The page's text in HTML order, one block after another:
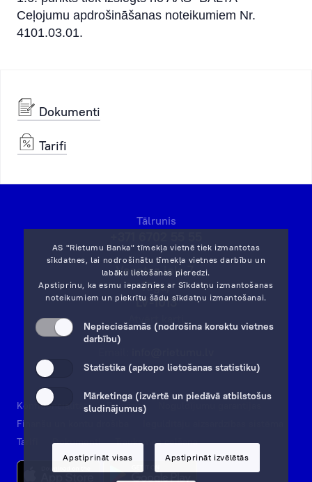
Ceļojumu apdrošināšanas noteikumiem Nr.
4101.03.01.
Dokumenti
Tarifi
AS "Rietumu Banka" tīmekļa vietnē tiek izmantotas
sīkdatnes, lai nodrošinātu tīmekļa vietnes darbību un
labāku lietošanas pieredzi.
Apstiprinu, ka esmu iepazinies ar Sīkdatņu izmantošanas
noteikumiem un piekrītu šādu sīkdatņu izmantošanai.
Nepieciešamās (nodrošina korektu vietnes
darbību)
Statistika (apkopo lietošanas statistiku)
Mārketinga (izvērtē un piedāvā atbilstošus
sludinājumus)
Apstiprināt visas Apstiprināt izvēlētās
Tālrunis
Vesetas iela 7,
Rīga,
LV-1013
Konfidencialitāte Rekvizīti
Noguldījumu garantijas
Finanšu un kontu drošība
Tarifi
Dokumenti Trauksmes celšana